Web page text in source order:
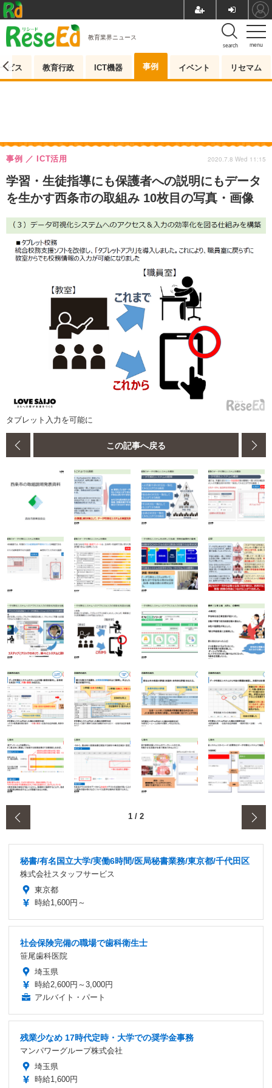
menu
search
教育業界ニュース
ビス 教育行政 ICT機器 事例 イベント リセマム
学習・生徒指導にも保護者への説明にもデータ
を生かす西条市の取組み 10枚目の写真・画像
事例 ICT活用 2020.7.8 Wed 11:15
タブレット入力を可能に
この記事へ戻る
1 / 2
秘書/有名国立大学/実働6時間/医局秘書業務/東京都/千代田区
株式会社スタッフサービス
東京都
時給1,600円～
社会保険完備の職場で歯科衛生士
笹尾歯科医院
埼玉県
時給2,600円～3,000円
アルバイト・パート
残業少なめ 17時代定時・大学での奨学金事務
マンパワーグループ株式会社
埼玉県
時給1,600円